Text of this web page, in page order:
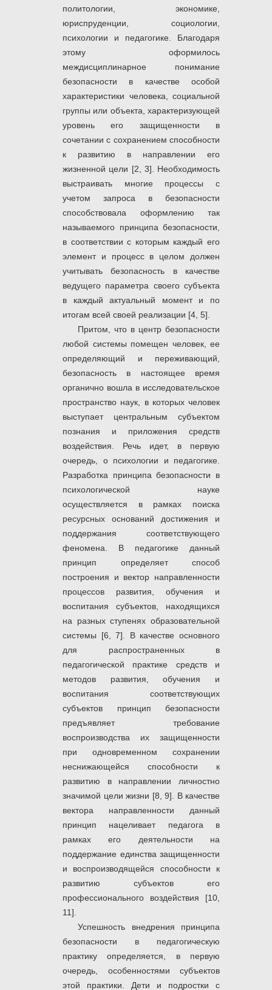
политологии, экономике,
юриспруденции, социологии,
психологии и педагогике. Благодаря
этому оформилось
междисциплинарное понимание
безопасности в качестве особой
характеристики человека, социальной
группы или объекта, характеризующей
уровень его защищенности в
сочетании с сохранением способности
к развитию в направлении его
жизненной цели [2, 3]. Необходимость
выстраивать многие процессы с
учетом запроса в безопасности
способствовала оформлению так
называемого принципа безопасности,
в соответствии с которым каждый его
элемент и процесс в целом должен
учитывать безопасность в качестве
ведущего параметра своего субъекта
в каждый актуальный момент и по
итогам всей своей реализации [4, 5].
Притом, что в центр безопасности
любой системы помещен человек, ее
определяющий и переживающий,
безопасность в настоящее время
органично вошла в исследовательское
пространство наук, в которых человек
выступает центральным субъектом
познания и приложения средств
воздействия. Речь идет, в первую
очередь, о психологии и педагогике.
Разработка принципа безопасности в
психологической науке
осуществляется в рамках поиска
ресурсных оснований достижения и
поддержания соответствующего
феномена. В педагогике данный
принцип определяет способ
построения и вектор направленности
процессов развития, обучения и
воспитания субъектов, находящихся
на разных ступенях образовательной
системы [6, 7]. В качестве основного
для распространенных в
педагогической практике средств и
методов развития, обучения и
воспитания соответствующих
субъектов принцип безопасности
предъявляет требование
воспроизводства их защищенности
при одновременном сохранении
неснижающейся способности к
развитию в направлении личностно
значимой цели жизни [8, 9]. В качестве
вектора направленности данный
принцип нацеливает педагога в
рамках его деятельности на
поддержание единства защищенности
и воспроизводящейся способности к
развитию субъектов его
профессионального воздействия [10,
11].
Успешность внедрения принципа
безопасности в педагогическую
практику определяется, в первую
очередь, особенностями субъектов
этой практики. Дети и подростки с